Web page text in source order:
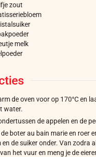
zout
melk
de oven voor op 170°C en
water.
de appelen en de
boter au bain marie en roer
en de suiker onder. Van zodra
het vuur en meng je de